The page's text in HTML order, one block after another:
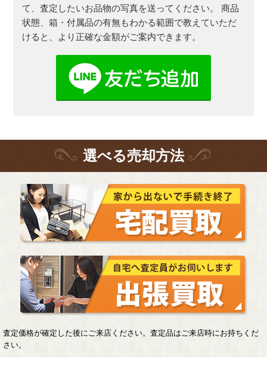
て、査定したいお品物の写真を送ってください。
商品
状態、箱・付属品の有無もわかる範囲で教えていただ
けると、より正確な金額がご案内できます。
選べる売却方法
査定価格が確定した後にご来店ください。査定品はご来店時にお持ちくだ
さい。